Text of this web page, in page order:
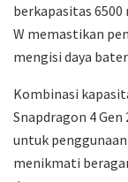
berkapasitas 6500
W memastikan
mengisi daya
Kombinasi
Snapdragon 4
untuk
menikmati